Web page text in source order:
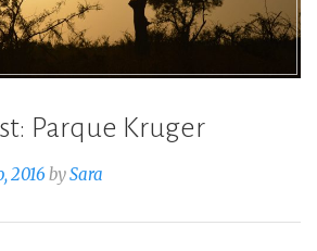
Parque Kruger
2016 bySara